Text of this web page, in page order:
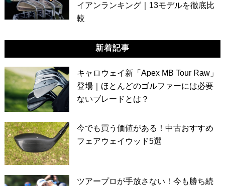
イアンランキング｜13モデルを徹底比
較
新着記事
キャロウェイ新「Apex MB Tour Raw」
登場｜ほとんどのゴルファーには必要
ないブレードとは？
今でも買う価値がある！中古おすすめ
フェアウェイウッド5選
ツアープロが手放さない！今も勝ち続